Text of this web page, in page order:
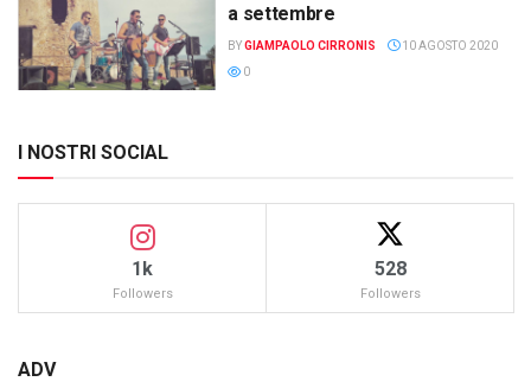
a settembre
BYGIAMPAOLO CIRRONIS
10 AGOSTO 2020
0
I NOSTRI SOCIAL
1k
Followers
528
Followers
ADV